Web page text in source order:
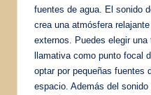
fuentes de agua. El sonido
crea una atmósfera
externos. Puedes elegir
llamativa como punto focal
optar por pequeñas fuentes
espacio. Además del